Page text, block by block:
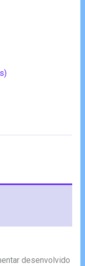
desenvolvido